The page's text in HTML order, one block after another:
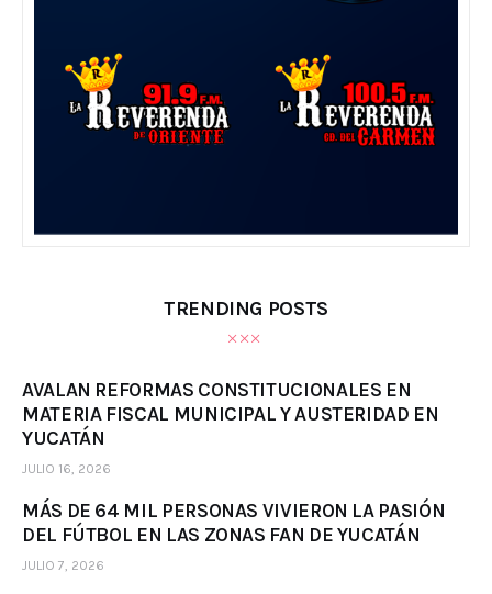
TRENDING POSTS
AVALAN REFORMAS CONSTITUCIONALES EN
MATERIA FISCAL MUNICIPAL Y AUSTERIDAD EN
YUCATÁN
JULIO 16, 2026
MÁS DE 64 MIL PERSONAS VIVIERON LA PASIÓN
DEL FÚTBOL EN LAS ZONAS FAN DE YUCATÁN
JULIO 7, 2026